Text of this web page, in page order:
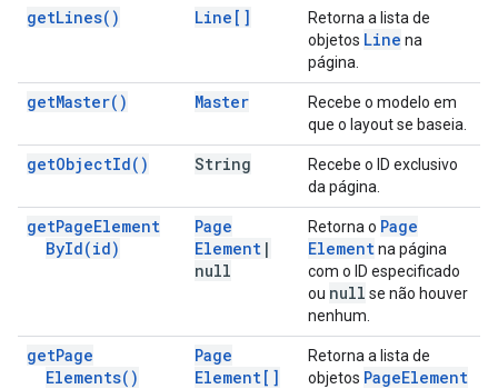
getLines( ) Line[]
Retorna a lista de
objetos Line na
página.
getMaster( ) Master
Recebe o modelo em
que o layout se baseia.
getObjectId( ) String
Recebe o ID exclusivo
da página.
getPageElement
ById(id)
Page
Element |
null
Retorna o Page
Elementna página
com o ID especificado
ou null se não houver
nenhum.
getPage
Elements( )
Page
Element[]
Retorna a lista de
objetos PageElement